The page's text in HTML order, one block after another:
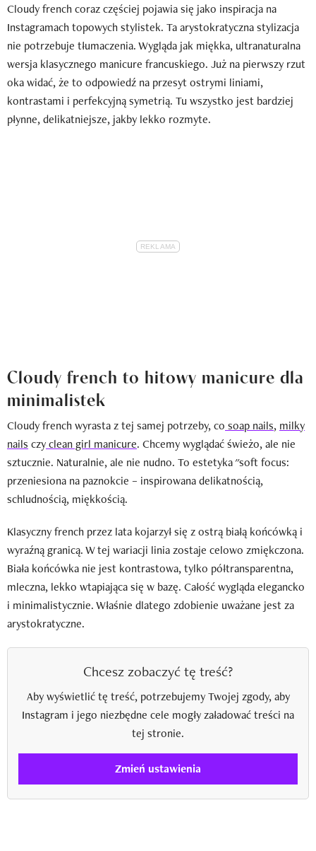
Cloudy french coraz częściej pojawia się jako inspiracja na
Instagramach topowych stylistek. Ta arystokratyczna stylizacja
nie potrzebuje tłumaczenia. Wygląda jak miękka, ultranaturalna
wersja klasycznego manicure francuskiego. Już na pierwszy rzut
oka widać, że to odpowiedź na przesyt ostrymi liniami,
kontrastami i perfekcyjną symetrią. Tu wszystko jest bardziej
płynne, delikatniejsze, jakby lekko rozmyte.
Cloudy french to hitowy manicure dla
minimalistek
Cloudy french wyrasta z tej samej potrzeby, co soap nails, milky
nails czyclean girl manicure. Chcemy wyglądać świeżo, ale nie
sztucznie. Naturalnie, ale nie nudno. To estetyka "soft focus:
przeniesiona na paznokcie – inspirowana delikatnością,
schludnością, miękkością.
Klasyczny french przez lata kojarzył się z ostrą białą końcówką i
wyraźną granicą. W tej wariacji linia zostaje celowo zmiękczona.
Biała końcówka nie jest kontrastowa, tylko półtransparentna,
mleczna, lekko wtapiająca się w bazę. Całość wygląda elegancko
i minimalistycznie. Właśnie dlatego zdobienie uważane jest za
arystokratyczne.
Chcesz zobaczyć tę treść?
Aby wyświetlić tę treść, potrzebujemy Twojej zgody, aby
Instagram i jego niezbędne cele mogły załadować treści na
tej stronie.
Zmień ustawienia